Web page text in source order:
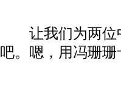
让我们为两位
吧。嗯，用冯珊